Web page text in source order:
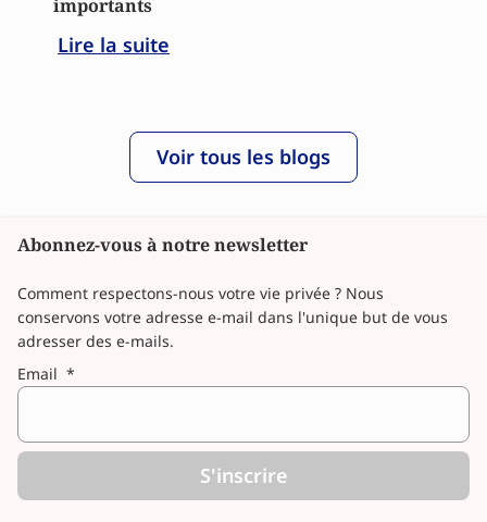
importants
Lire la suite
Voir tous les blogs
Abonnez-vous à notre newsletter
Email *
S'inscrire
Comment respectons-nous votre vie privée ? Nous
conservons votre adresse e-mail dans l'unique but de vous
adresser des e-mails.